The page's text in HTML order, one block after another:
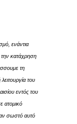
ενάντια
την κατάχρηση
τη
του
εντός του
ατομικό
σωστό αυτό